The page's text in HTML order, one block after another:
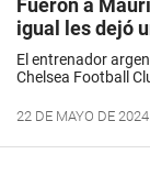
Fueron a
igual les dejó
El entrenador
Chelsea Football
22 DE MAYO DE